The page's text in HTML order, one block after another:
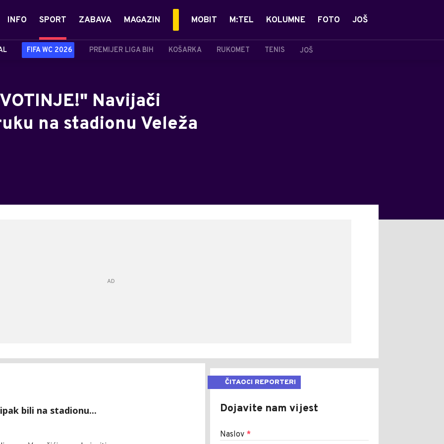
INFO SPORT
FIFA WC 2026 PREMIJER LIGA BIH KOŠARKA RUKOMET TENIS JOŠ
ZABAVA MAGAZIN MOBIT M:TEL KOLUMNE FOTO JOŠ
Navijači
na stadionu Veleža
bili na stadionu...
ČITAOCI REPORTERI
Dojavite nam vijest
Naslov *